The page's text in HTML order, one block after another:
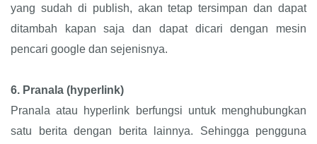
yang sudah di publish, akan tetap tersimpan dan dapat
ditambah kapan saja dan dapat dicari dengan mesin
pencari google dan sejenisnya.
6. Pranala (hyperlink)
Pranala atau hyperlink berfungsi untuk menghubungkan
satu berita dengan berita lainnya. Sehingga pengguna